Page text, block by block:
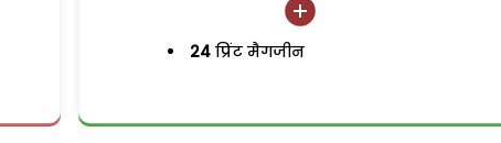
24 प्रिंट मैगजीन